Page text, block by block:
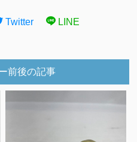
Twitter LINE
前後の記事